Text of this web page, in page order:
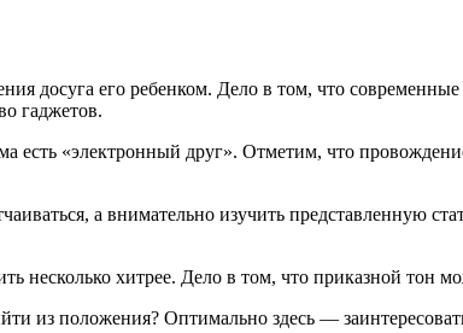
досуга его ребенком. Дело в том, что
гаджетов.
есть «электронный друг». Отметим, что
а внимательно изучить представленную
несколько хитрее. Дело в том, что приказной тон
из положения? Оптимально здесь —